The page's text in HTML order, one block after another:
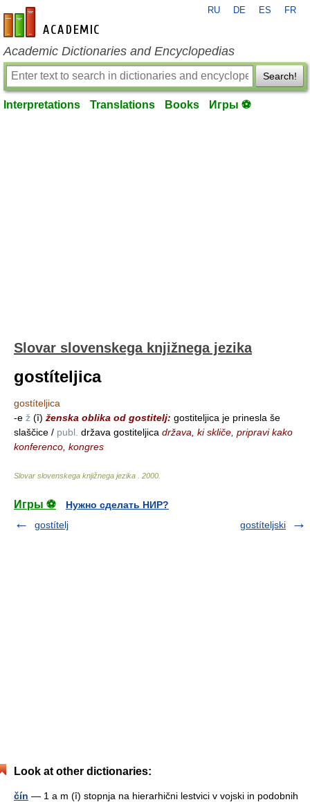
en-academic.com
RU DE ES FR
Academic Dictionaries and Encyclopedias
Search!
Interpretations Translations Books Игры ⚽
Slovar slovenskega knjižnega jezika
gostíteljica
gostíteljica
-e ž (ȋ) ženska oblika od gostitelj: gostiteljica je prinesla še
slaščice / publ. država gostiteljica država, ki skliče, pripravi kako
konferenco, kongres
Slovar slovenskega knjižnega jezika 2000
Игры ⚽
Нужно сделать НИР?
gostítelj
gostíteljski
Look at other dictionaries:
čín — 1 a m (ȋ) stopnja na hierarhični lestvici v vojski in podobnih